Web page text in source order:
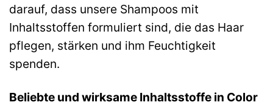
darauf, dass unsere Shampoos mit
Inhaltsstoffen formuliert sind, die das Haar
pflegen, stärken und ihm Feuchtigkeit
spenden.
Beliebte und wirksame Inhaltsstoffe in Color